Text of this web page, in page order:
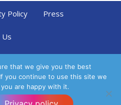
Policy Press
Us
that we give you the best
you continue to use this site we
are happy with it.